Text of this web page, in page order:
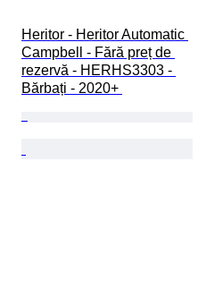
Heritor - Heritor Automatic
Campbell - Fără preț de
rezervă - HERHS3303 -
Bărbați - 2020+